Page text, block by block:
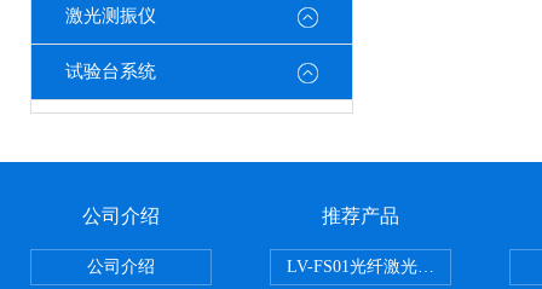
激光测振仪
试验台系统
公司介绍
公司介绍
推荐产品
LV-FS01光纤激光测振仪